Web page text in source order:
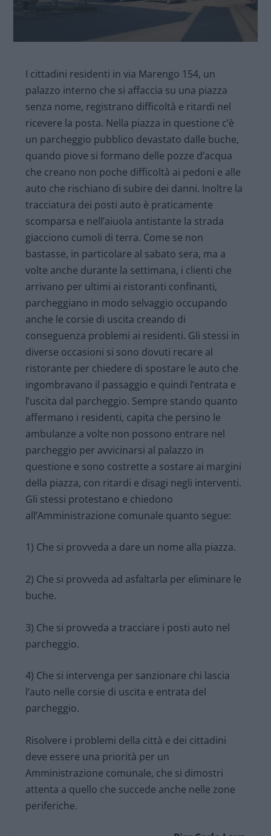
I cittadini residenti in via Marengo 154, un
palazzo interno che si affaccia su una piazza
senza nome, registrano difficoltà e ritardi nel
ricevere la posta. Nella piazza in questione c’è
un parcheggio pubblico devastato dalle buche,
quando piove si formano delle pozze d’acqua
che creano non poche difficoltà ai pedoni e alle
auto che rischiano di subire dei danni. Inoltre la
tracciatura dei posti auto è praticamente
scomparsa e nell’aiuola antistante la strada
giacciono cumoli di terra. Come se non
bastasse, in particolare al sabato sera, ma a
volte anche durante la settimana, i clienti che
arrivano per ultimi ai ristoranti confinanti,
parcheggiano in modo selvaggio occupando
anche le corsie di uscita creando di
conseguenza problemi ai residenti. Gli stessi in
diverse occasioni si sono dovuti recare al
ristorante per chiedere di spostare le auto che
ingombravano il passaggio e quindi l’entrata e
l’uscita dal parcheggio. Sempre stando quanto
affermano i residenti, capita che persino le
ambulanze a volte non possono entrare nel
parcheggio per avvicinarsi al palazzo in
questione e sono costrette a sostare ai margini
della piazza, con ritardi e disagi negli interventi.
Gli stessi protestano e chiedono
all’Amministrazione comunale quanto segue:
1) Che si provveda a dare un nome alla piazza.
2) Che si provveda ad asfaltarla per eliminare le
buche.
3) Che si provveda a tracciare i posti auto nel
parcheggio.
4) Che si intervenga per sanzionare chi lascia
l’auto nelle corsie di uscita e entrata del
parcheggio.
Risolvere i problemi della città e dei cittadini
deve essere una priorità per un
Amministrazione comunale, che si dimostri
attenta a quello che succede anche nelle zone
periferiche.